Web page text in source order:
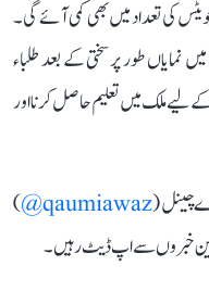
کی تعداد میں بھی کمی آئے گی۔
نمایاں طور پر سختی کے بعد طلباء
لیے ملک میں تعلیم حاصل کرنا اور
چینل (qaumiawaz@
)
خبروں سے اپ ڈیٹ رہیں۔